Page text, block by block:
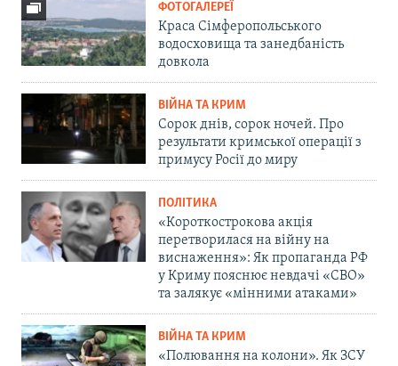
ФОТОГАЛЕРЕЇ
Краса Сімферопольського
водосховища та занедбаність
довкола
ВІЙНА ТА КРИМ
Сорок днів, сорок ночей. Про
результати кримської операції з
примусу Росії до миру
ПОЛІТИКА
«Короткострокова акція
перетворилася на війну на
виснаження»: Як пропаганда РФ
у Криму пояснює невдачі «СВО»
та залякує «мінними атаками»
ВІЙНА ТА КРИМ
«Полювання на колони». Як ЗСУ